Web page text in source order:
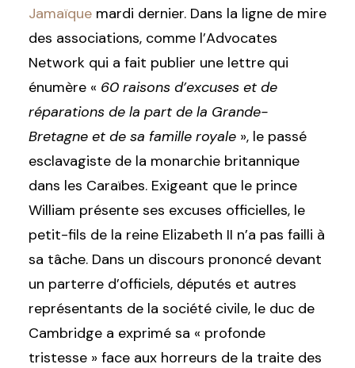
Jamaïque mardi dernier. Dans la ligne de mire
des associations, comme l’Advocates
Network qui a fait publier une lettre qui
énumère « 60 raisons d’excuses et de
réparations de la part de la Grande-
Bretagne et de sa famille royale », le passé
esclavagiste de la monarchie britannique
dans les Caraïbes. Exigeant que le prince
William présente ses excuses officielles, le
petit-fils de la reine Elizabeth II n’a pas failli à
sa tâche. Dans un discours prononcé devant
un parterre d’officiels, députés et autres
représentants de la société civile, le duc de
Cambridge a exprimé sa « profonde
tristesse » face aux horreurs de la traite des